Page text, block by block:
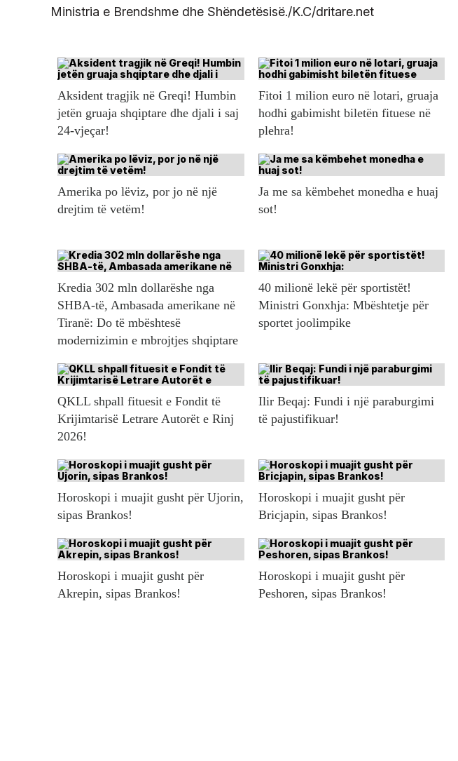
Ministria e Brendshme dhe Shëndetësisë./K.C/dritare.net
Aksident tragjik në Greqi! Humbin
jetën gruaja shqiptare dhe djali i saj
24-vjeçar!
Fitoi 1 milion euro në lotari, gruaja
hodhi gabimisht biletën fituese në
plehra!
Amerika po lëviz, por jo në një
drejtim të vetëm!
Ja me sa këmbehet monedha e huaj
sot!
Kredia 302 mln dollarëshe nga
SHBA-të, Ambasada amerikane në
Tiranë: Do të mbështesë
modernizimin e mbrojtjes shqiptare
40 milionë lekë për sportistët!
Ministri Gonxhja: Mbështetje për
sportet joolimpike
QKLL shpall fituesit e Fondit të
Krijimtarisë Letrare Autorët e Rinj
2026!
Ilir Beqaj: Fundi i një paraburgimi
të pajustifikuar!
Horoskopi i muajit gusht për Ujorin,
sipas Brankos!
Horoskopi i muajit gusht për
Bricjapin, sipas Brankos!
Horoskopi i muajit gusht për
Akrepin, sipas Brankos!
Horoskopi i muajit gusht për
Peshoren, sipas Brankos!